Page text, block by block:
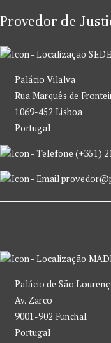
Provedor de
SEDE
Palácio Vilalva
Rua Marquês de
1069-452 Lisboa
Portugal
(+351)
Palácio de São
Av. Zarco
9001-902 Funchal
Portugal